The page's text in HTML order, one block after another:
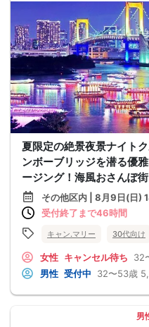
夏限定の絶景夜景ナイト
ンボーブリッジを潜る優
ージング！海風おさんぽ
その他区内 | 8月9日(日)
受付終了まで46時間
キャン.マリー 30代向け
女性 キャンセル待ち 32
男性 受付中 32〜53歳
男